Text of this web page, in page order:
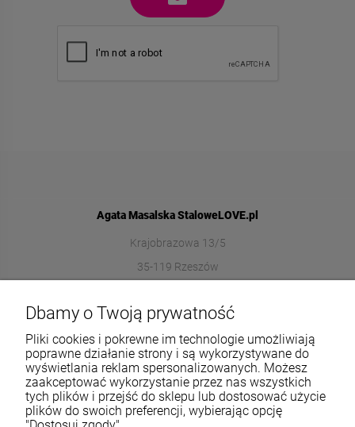
Agata Masalska StaloweLOVE.pl
Krajobrazowa 13/5
35-119 Rzeszów
572989669
Informacje
O nas
Dbamy o Twoją prywatność
Pliki cookies i pokrewne im technologie umożliwiają
poprawne działanie strony i są wykorzystywane do
wyświetlania reklam spersonalizowanych. Możesz
zaakceptować wykorzystanie przez nas wszystkich
tych plików i przejść do sklepu lub dostosować użycie
plików do swoich preferencji, wybierając opcję